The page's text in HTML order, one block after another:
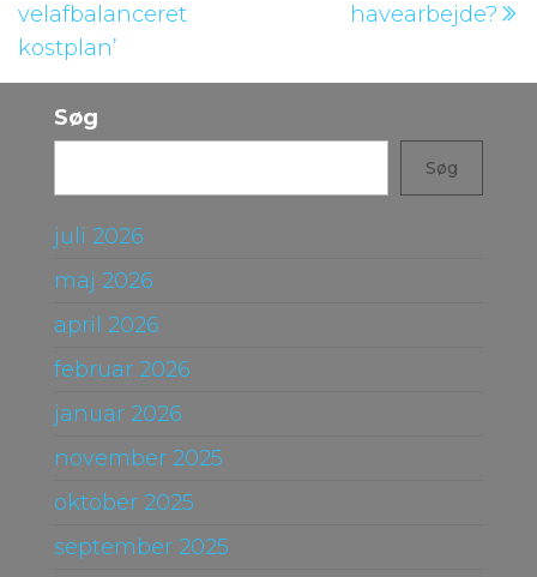
velafbalanceret
kostplan’
havearbejde?
Søg
Søg
juli 2026
maj 2026
april 2026
februar 2026
januar 2026
november 2025
oktober 2025
september 2025